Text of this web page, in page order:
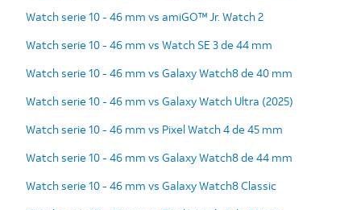
Watch serie 10 - 46 mm vs amiGO™ Jr. Watch 2
Watch serie 10 - 46 mm vs Watch SE 3 de 44 mm
Watch serie 10 - 46 mm vs Galaxy Watch8 de 40 mm
Watch serie 10 - 46 mm vs Galaxy Watch Ultra (2025)
Watch serie 10 - 46 mm vs Pixel Watch 4 de 45 mm
Watch serie 10 - 46 mm vs Galaxy Watch8 de 44 mm
Watch serie 10 - 46 mm vs Galaxy Watch8 Classic